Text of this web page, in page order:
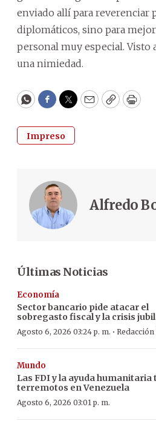
enviado allí para reverenciar
diplomáticos, sino para
personal muy especial. Visto
una nimiedad.
WhatsApp
Facebook
Twitter
EmailCopyPrint
Impreso
Alfredo
Últimas Noticias
Economía
Sector bancario pide atacar el
sobregasto fiscal y la crisis
Agosto 6, 2026 03:24 p. m. · Redacción
Mundo
Las FDI y la ayuda humanitaria
terremotos en Venezuela
Agosto 6, 2026 03:01 p. m.